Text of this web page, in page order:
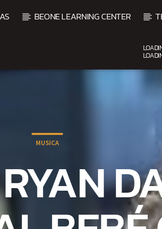
BEONE LEARNING CENTER
MUSICA